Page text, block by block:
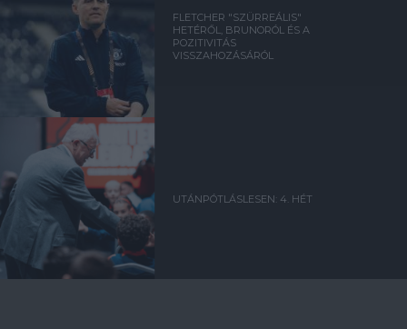
FLETCHER "SZÜRREÁLIS"
HETÉRŐL, BRUNORÓL ÉS A
POZITIVITÁS
VISSZAHOZÁSÁRÓL
UTÁNPÓTLÁSLESEN: 4. HÉT